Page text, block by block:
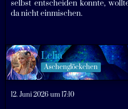
selbst entscheiden konnte,
da nicht einmischen.
Lelia
Aschenglöckchen
12. Juni 2026 um 17:10